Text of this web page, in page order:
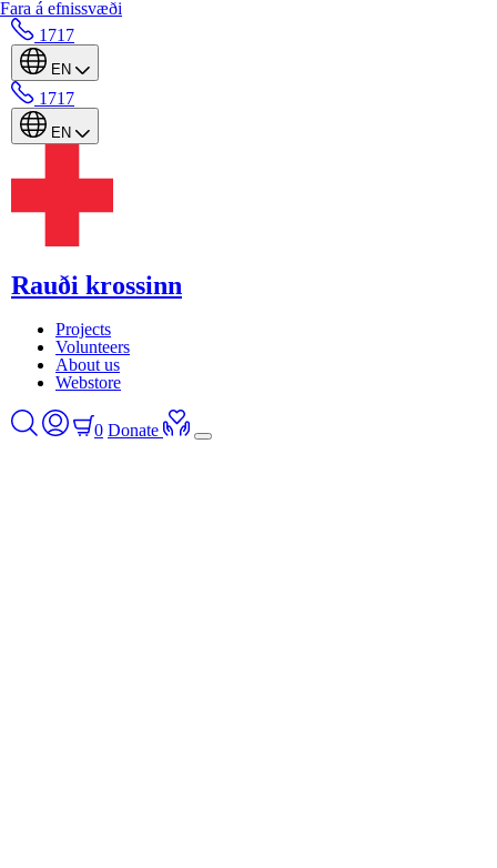
Fara á efnissvæði
1717
EN
1717
EN
Rauði krossinn
Projects
Volunteers
About us
Webstore
0 Donate